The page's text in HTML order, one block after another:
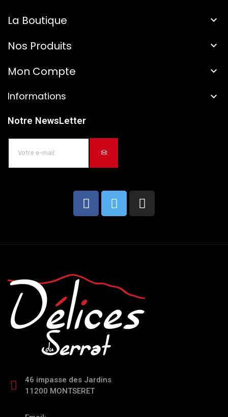
La Boutique 
Nos Produits 
Mon Compte 
Informations 
Notre NewsLetter
46 impasse des Jardins
11200 MONTSERET